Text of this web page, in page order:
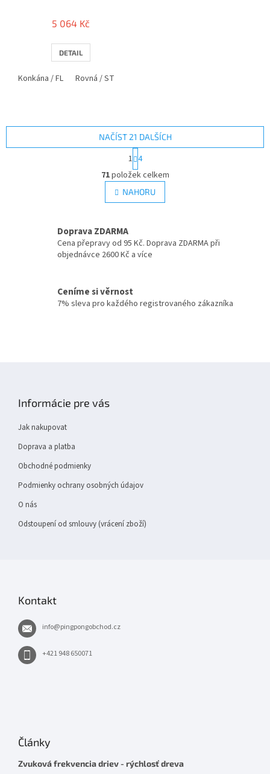
5 064 Kč
DETAIL
Konkána / FL Rovná / ST
O
v
l
á
c
í
p
y
NAČÍST 21 DALŠÍCH
t
r
á
n
k
n
í
1 4
71položek celkem
NAHORU
Doprava ZDARMA
Cena přepravy od 95 Kč. Doprava ZDARMA při
objednávce 2600 Kč a více
Ceníme si věrnost
7% sleva pro každého registrovaného zákazníka
Informácie pre vás
Jak nakupovat
Doprava a platba
Obchodné podmienky
Podmienky ochrany osobných údajov
O nás
Odstoupení od smlouvy (vrácení zboží)
Kontakt
info@pingpongobchod.cz
+421 948 650071
Články
Zvuková frekvencia driev - rýchlosť dreva